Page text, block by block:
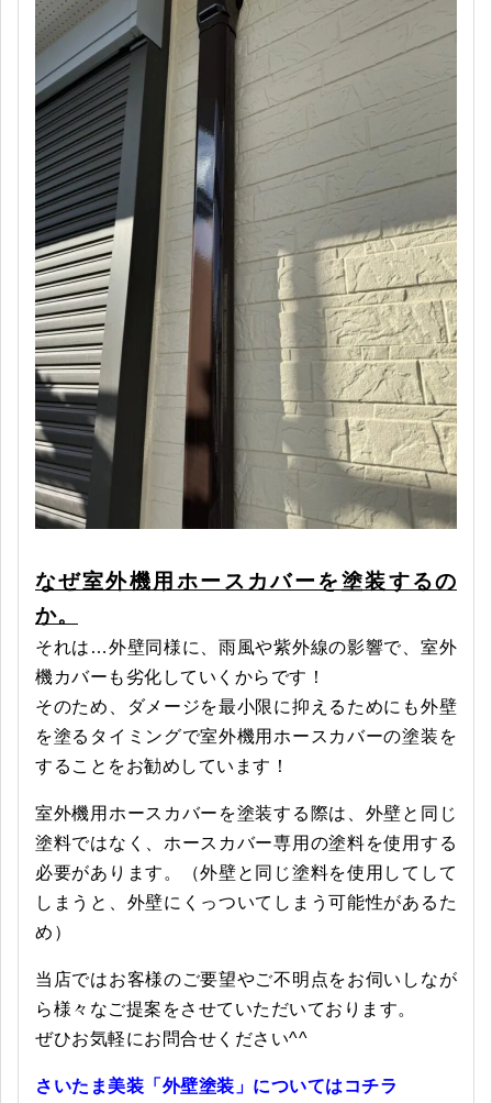
なぜ室外機用ホースカバーを塗装するの
か。
それは…外壁同様に、雨風や紫外線の影響で、室外
機カバーも劣化していくからです！
そのため、ダメージを最小限に抑えるためにも外壁
を塗るタイミングで室外機用ホースカバーの塗装を
することをお勧めしています！
室外機用ホースカバーを塗装する際は、外壁と同じ
塗料ではなく、ホースカバー専用の塗料を使用する
必要があります。（外壁と同じ塗料を使用してして
しまうと、外壁にくっついてしまう可能性があるた
め）
当店ではお客様のご要望やご不明点をお伺いしなが
ら様々なご提案をさせていただいております。
ぜひお気軽にお問合せください^^
さいたま美装「外壁塗装」についてはコチラ